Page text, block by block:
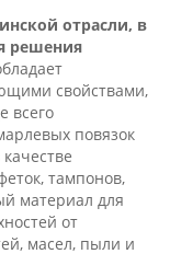
отрасли, в
решения
свойствами,
всего
повязок
тампонов,
материал для
от
масел, пыли и